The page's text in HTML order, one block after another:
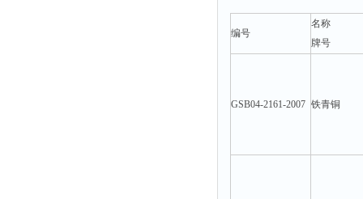
编号
名称
牌号
GSB04-2161-2007 铁青铜